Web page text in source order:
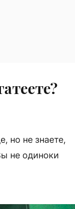
но не знаете,
не одиноки